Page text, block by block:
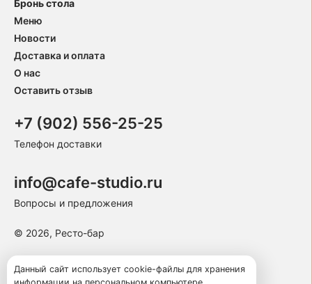
Бронь стола
Меню
Новости
Доставка и оплата
О нас
Оставить отзыв
+7 (902) 556-25-25
Телефон доставки
info@cafe-studio.ru
Вопросы и предложения
© 2026, Ресто-бар
Пользовательское соглашение
Данный сайт использует cookie-файлы для хранения